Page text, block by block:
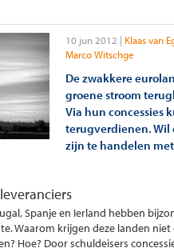
10 jun 2012 Klaas van
Marco Witschge
De zwakkere
groene stroom
Via hun concessies
terugverdienen. Wil
zijn te handelen
Spanje en Ierland hebben
Waarom krijgen deze landen
Hoe? Door schuldeisers